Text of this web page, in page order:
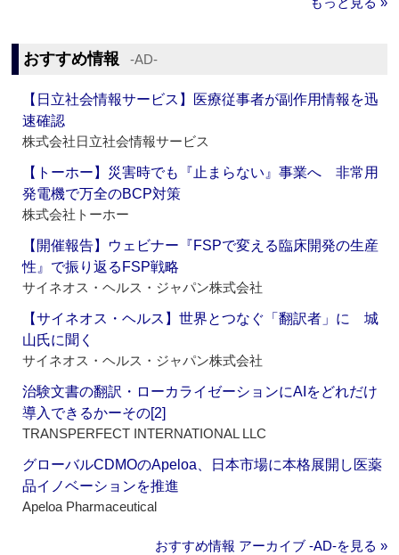
おすすめ情報 ‐AD‐
【日立社会情報サービス】医療従事者が副作用情報を迅
速確認
株式会社日立社会情報サービス
【トーホー】災害時でも『止まらない』事業へ 非常用
発電機で万全のBCP対策
株式会社トーホー
【開催報告】ウェビナー『FSPで変える臨床開発の生産
性』で振り返るFSP戦略
サイネオス・ヘルス・ジャパン株式会社
【サイネオス・ヘルス】世界とつなぐ「翻訳者」に 城
山氏に聞く
サイネオス・ヘルス・ジャパン株式会社
治験文書の翻訳・ローカライゼーションにAIをどれだけ
導入できるかーその[2]
TRANSPERFECT INTERNATIONAL LLC
グローバルCDMOのApeloa、日本市場に本格展開し医薬
品イノベーションを推進
Apeloa Pharmaceutical
おすすめ情報 アーカイブ ‐AD‐を見る »